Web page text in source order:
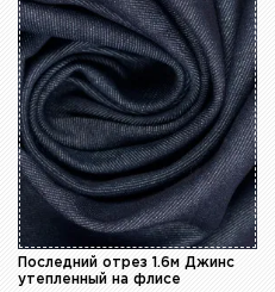
Последний отрез 1.6м Джинс
утепленный на флисе